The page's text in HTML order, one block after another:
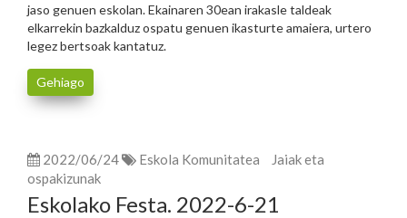
jaso genuen eskolan. Ekainaren 30ean irakasle taldeak
elkarrekin bazkalduz ospatu genuen ikasturte amaiera, urtero
legez bertsoak kantatuz.
Gehiago
2022/06/24 Eskola Komunitatea
Jaiak eta
ospakizunak
Eskolako Festa. 2022-6-21